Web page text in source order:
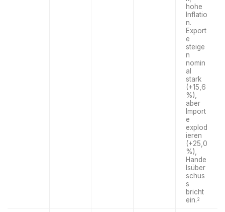
hohe
Inflatio
n.
Export
e
steige
n
nomin
al
stark
(+15,6
%),
aber
Import
e
explod
ieren
(+25,0
%),
Hande
lsüber
schus
s
bricht
ein. 2